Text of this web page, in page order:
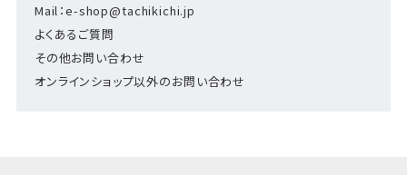
Mail：e-shop@tachikichi.jp
よくあるご質問
その他お問い合わせ
オンラインショップ以外のお問い合わせ